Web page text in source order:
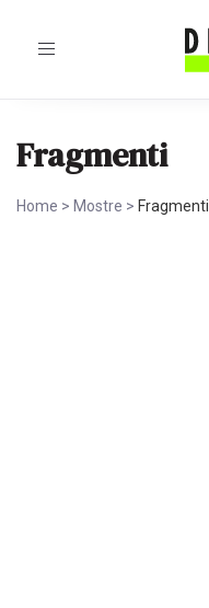
Toggle
Fragmenti
Home > Mostre > Fragmenti